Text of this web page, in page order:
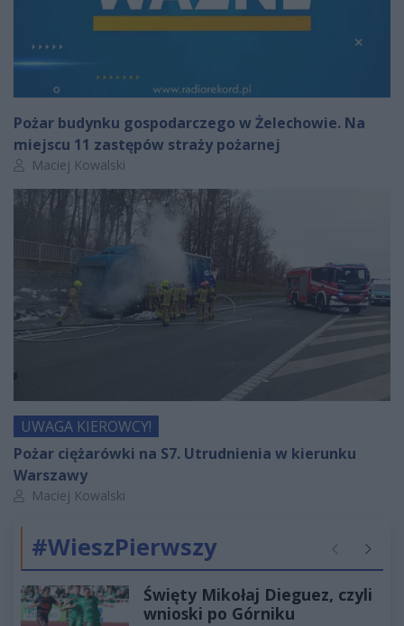
Pożar budynku gospodarczego w Żelechowie. Na
miejscu 11 zastępów straży pożarnej
Autor artykułu:
Maciej Kowalski
UWAGA KIEROWCY!
Pożar ciężarówki na S7. Utrudnienia w kierunku
Warszawy
Autor artykułu:
Maciej Kowalski
#WieszPierwszy Poprzednie
Święty Mikołaj Dieguez, czyli
wnioski po Górniku